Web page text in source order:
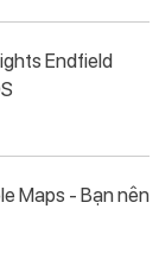
Endfield
Maps - Bạn nên